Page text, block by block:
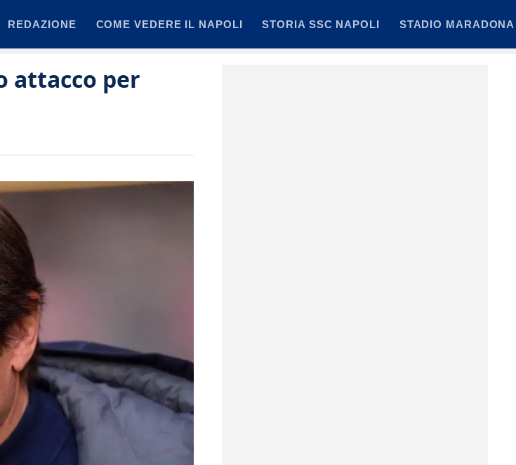
REDAZIONE COME VEDERE IL NAPOLI STORIA SSC NAPOLI STADIO MARADONA
attacco per